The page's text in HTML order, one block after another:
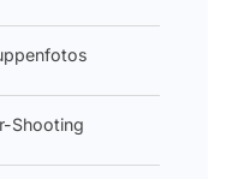
Shooting